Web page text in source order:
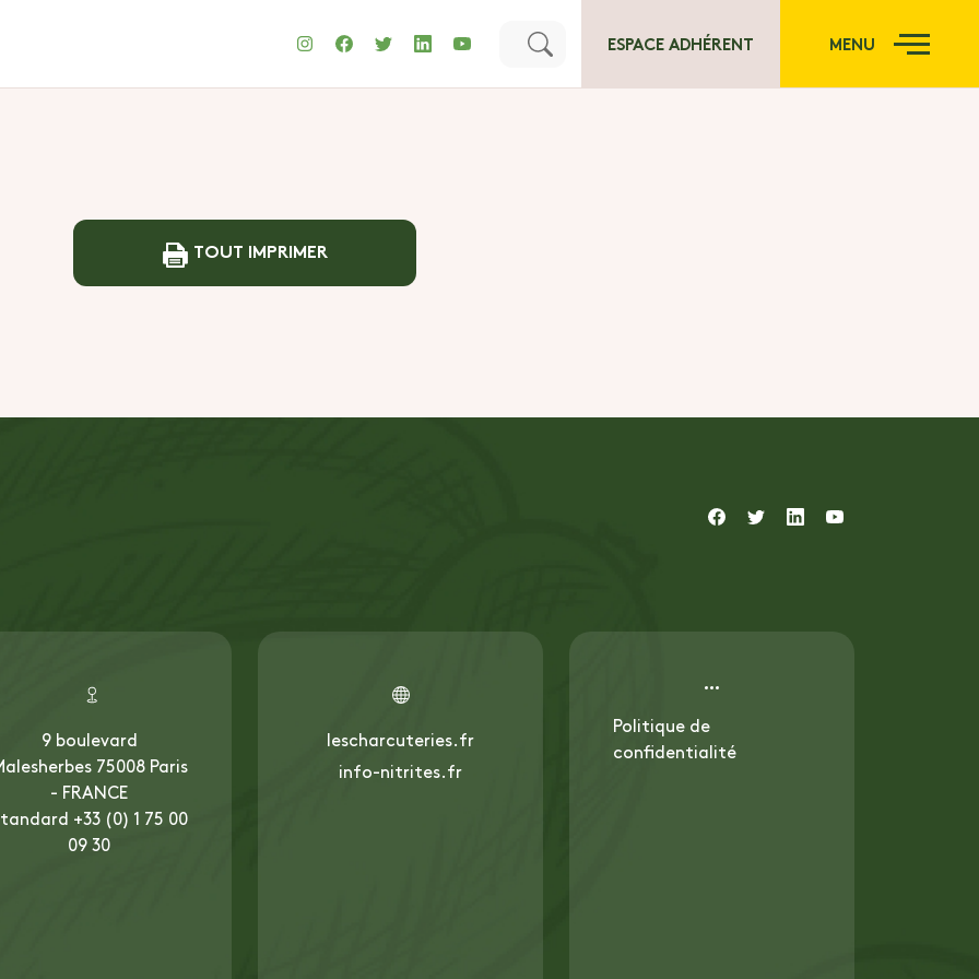
ESPACE ADHÉRENT MENU
TOUT IMPRIMER
9 boulevard
75008 Paris
- FRANCE
+33 (0) 1 75 00
09 30
lescharcuteries.fr
info-nitrites.fr
Politique de
confidentialité